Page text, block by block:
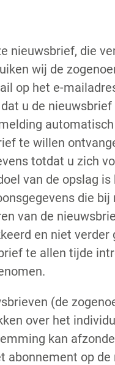
nieuwsbrief, die
wij de
op het e-
u de
te willen
totdat u zich
van de opslag is
die
van de
en niet verder
te allen tijde
(de
over het
kan
abonnement op